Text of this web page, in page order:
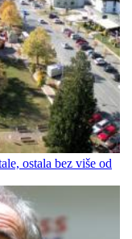
ostala bez više od